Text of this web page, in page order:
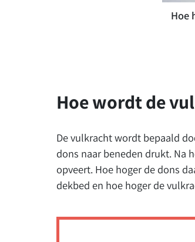
Hoe
Hoe wordt de
De vulkracht wordt bepaald
dons naar beneden drukt. Na
opveert. Hoe hoger de dons
dekbed en hoe hoger de